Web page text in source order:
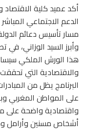
أكد عميد كلية الاقتصاد
الدعم الاجتماعي
مسار تأسيس دعائم
وأبرز السيد الوزاني، في
هذا الورش الملكي
والاقتصادية التي
البرنامج يظل من
على المواطن المغربي
واقتصادية واضحة
أشخاص مسنين وأرامل